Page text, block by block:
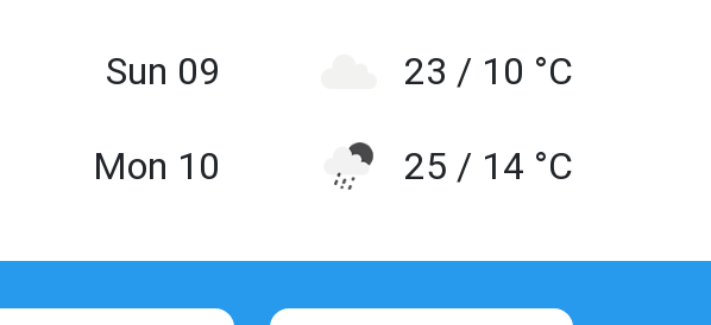
Sun 09 23 / 10 °C
Mon 10 25 / 14 °C